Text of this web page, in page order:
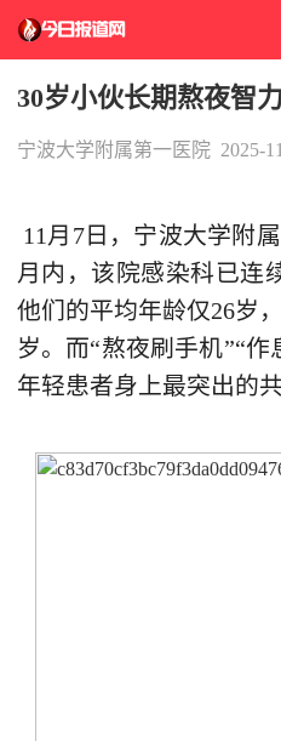
30岁小伙长期熬夜智
宁波大学附属第一医院 2025-
11月7日，宁波大学附
月内，该院感染科已连
他们的平均年龄仅26岁
岁。而“熬夜刷手机”“
年轻患者身上最突出的共